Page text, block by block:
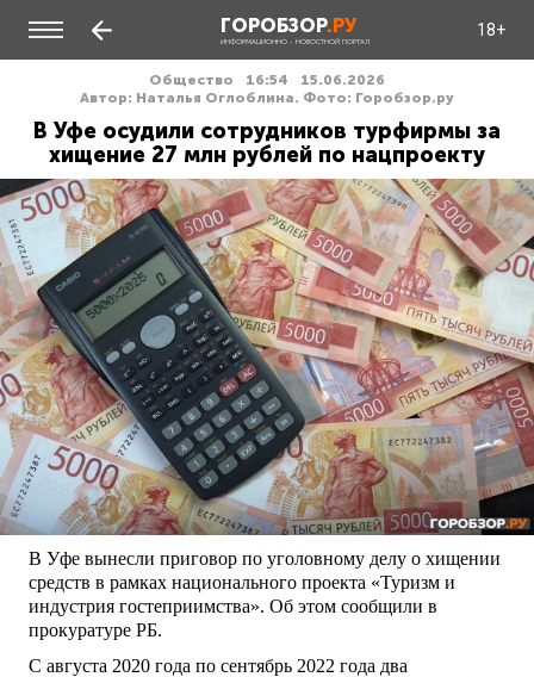
ГОРОБЗОР.РУ
ИНФОРМАЦИОННО - НОВОСТНОЙ ПОРТАЛ
18+
Общество 16:54
15.06.2026
Автор: Наталья Оглоблина. Фото: Горобзор.ру
В Уфе осудили сотрудников турфирмы за
хищение 27 млн рублей по нацпроекту
В Уфе вынесли приговор по уголовному делу о хищении
средств в рамках национального проекта «Туризм и
индустрия гостеприимства». Об этом сообщили в
прокуратуре РБ.
С августа 2020 года по сентябрь 2022 года два